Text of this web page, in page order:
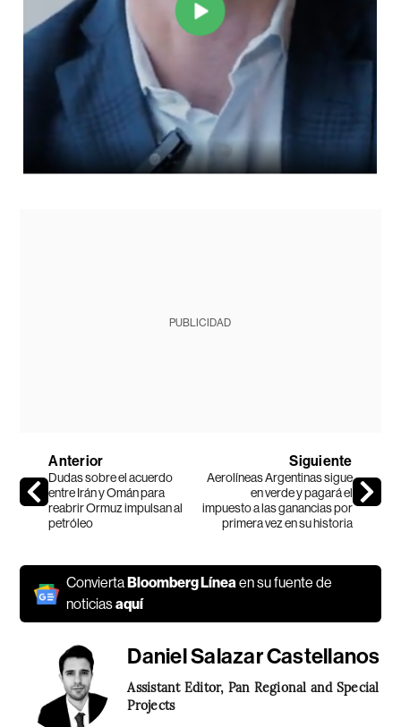
PUBLICIDAD
Anterior
Dudas sobre el acuerdo
entre Irán y Omán para
reabrir Ormuz impulsan al
petróleo
Siguiente
Aerolíneas Argentinas sigue
en verde y pagará el
impuesto a las ganancias por
primera vez en su historia
Convierta Bloomberg Líneaen su fuente de
noticiasaquí
Daniel Salazar Castellanos
Assistant Editor, Pan Regional and Special
Projects